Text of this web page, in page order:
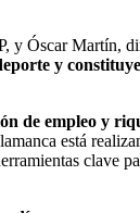
y Óscar Martín,
y
de empleo y
está
clave